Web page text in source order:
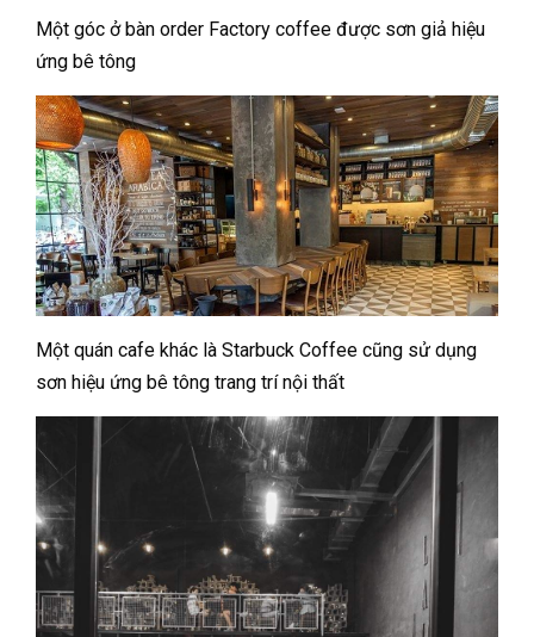
Một góc ở bàn order Factory coffee được sơn giả hiệu
ứng bê tông
Một quán cafe khác là Starbuck Coffee cũng sử dụng
sơn hiệu ứng bê tông trang trí nội thất